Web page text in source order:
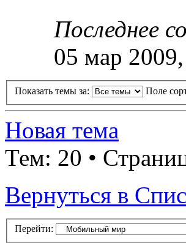
Последнее
05 мар
Показать темы за: Поле
Новая тема
Тем: 20 •
Вернуться в
Перейти: